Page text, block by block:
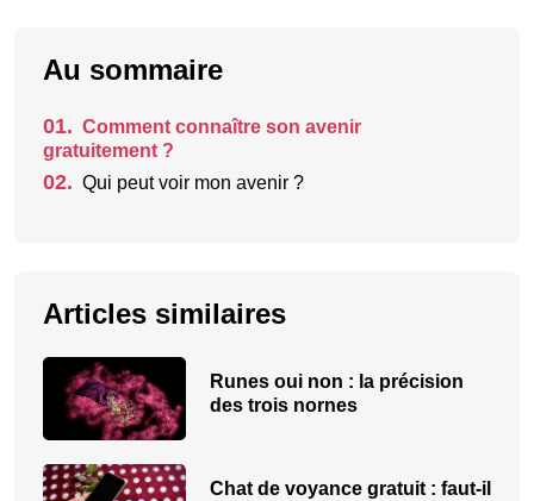
Au sommaire
01. Comment connaître son avenir
gratuitement ?
02. Qui peut voir mon avenir ?
Articles similaires
Runes oui non : la précision
des trois nornes
Chat de voyance gratuit : faut-il